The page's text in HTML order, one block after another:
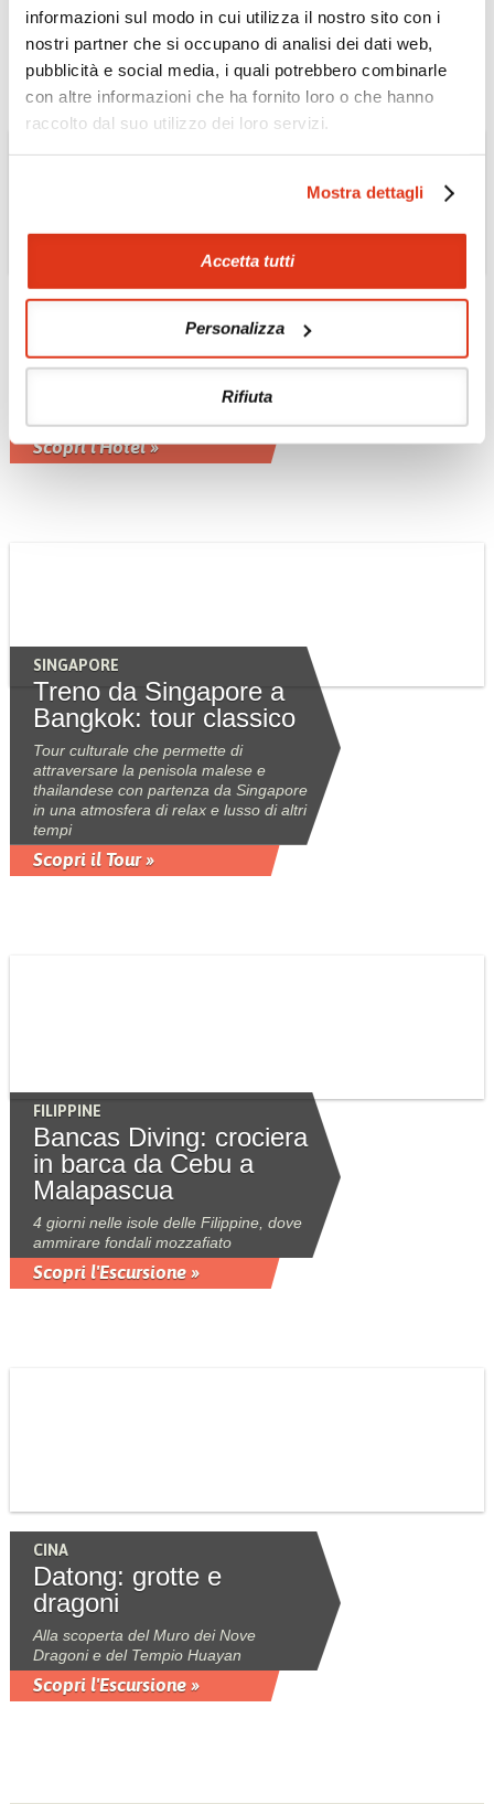
informazioni sul modo in cui utilizza il nostro sito con i
nostri partner che si occupano di analisi dei dati web,
pubblicità e social media, i quali potrebbero combinarle
con altre informazioni che ha fornito loro o che hanno
raccolto dal suo utilizzo dei loro servizi.
Mostra dettagli
Accetta tutti
Personalizza
Rifiuta
Scopri l'Hotel »
SRI LANKA
Resort 4* località
Trincomalee
Costruito sul concetto di un tradizionale
Scopri l'Hotel »
SINGAPORE
Treno da Singapore a
Bangkok: tour classico
Tour culturale che permette di
attraversare la penisola malese e
thailandese con partenza da Singapore
in una atmosfera di relax e lusso di altri
tempi
Scopri il Tour »
FILIPPINE
Bancas Diving: crociera
in barca da Cebu a
Malapascua
4 giorni nelle isole delle Filippine, dove
ammirare fondali mozzafiato
Scopri l'Escursione »
CINA
Datong: grotte e
dragoni
Alla scoperta del Muro dei Nove
Dragoni e del Tempio Huayan
Scopri l'Escursione »